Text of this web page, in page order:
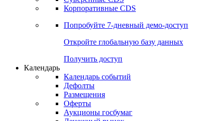
Корпоративные CDS
Попробуйте 7-дневный демо-доступ
Откройте глобальную базу данных
Получить доступ
Календарь
Календарь событий
Дефолты
Размещения
Оферты
Аукционы госбумаг